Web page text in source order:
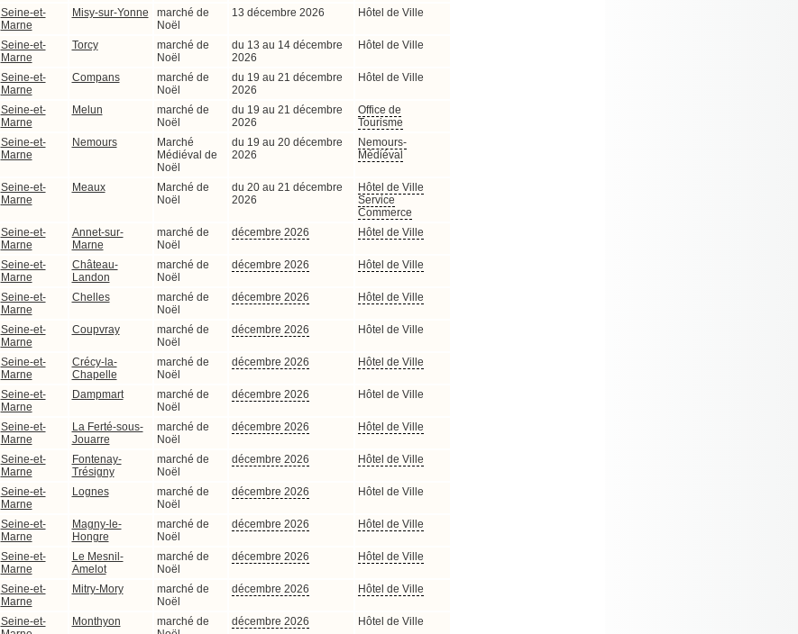
Seine-et-
Marne
Misy-sur-Yonne
marché de
Noël
13 décembre 2026 Hôtel de Ville
Seine-et-
Marne
Torcy
marché de
Noël
du 13 au 14 décembre
2026
Hôtel de Ville
Seine-et-
Marne
Compans
marché de
Noël
du 19 au 21 décembre
2026
Hôtel de Ville
Seine-et-
Marne
Melun
marché de
Noël
du 19 au 21 décembre
2026
Office de
Tourisme
Seine-et-
Marne
Nemours
Marché
Médiéval de
Noël
du 19 au 20 décembre
2026
Nemours-
Médiéval
Seine-et-
Marne
Meaux
Marché de
Noël
du 20 au 21 décembre
2026
Hôtel de Ville
Service
Commerce
Seine-et-
Marne
Annet-sur-
Marne
marché de
Noël
décembre 2026 Hôtel de Ville
Seine-et-
Marne
Château-
Landon
marché de
Noël
décembre 2026 Hôtel de Ville
Seine-et-
Marne
Chelles
marché de
Noël
décembre 2026 Hôtel de Ville
Seine-et-
Marne
Coupvray
marché de
Noël
décembre 2026 Hôtel de Ville
Seine-et-
Marne
Crécy-la-
Chapelle
marché de
Noël
décembre 2026 Hôtel de Ville
Seine-et-
Marne
Dampmart
marché de
Noël
décembre 2026 Hôtel de Ville
Seine-et-
Marne
La Ferté-sous-
Jouarre
marché de
Noël
décembre 2026 Hôtel de Ville
Seine-et-
Marne
Fontenay-
Trésigny
marché de
Noël
décembre 2026 Hôtel de Ville
Seine-et-
Marne
Lognes
marché de
Noël
décembre 2026 Hôtel de Ville
Seine-et-
Marne
Magny-le-
Hongre
marché de
Noël
décembre 2026 Hôtel de Ville
Seine-et-
Marne
Le Mesnil-
Amelot
marché de
Noël
décembre 2026 Hôtel de Ville
Seine-et-
Marne
Mitry-Mory
marché de
Noël
décembre 2026 Hôtel de Ville
Seine-et-
Monthyon
marché de
décembre 2026 Hôtel de Ville